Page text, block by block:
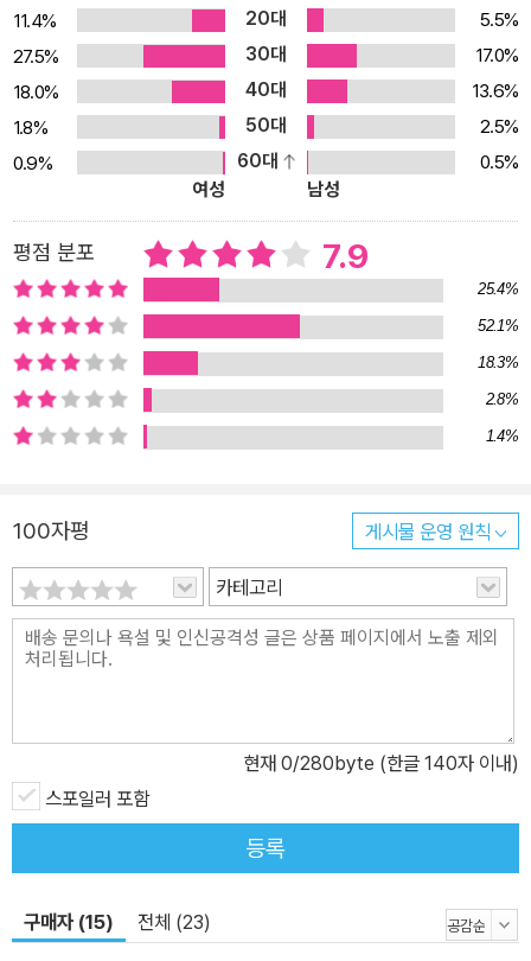
불안한 심리와 아내의 변모를 통해 슈헤이가 겪는 변화, 의사로서 이
소가이가 갖는 고뇌를 통해 ‘생명이란 무엇인가?’, ‘무엇이 가장 중요
한가?’를 다시금 생각해 보게 될 것이다.
11.4%
20대
5.5%
27.5%
30대
17.0%
18.0%
40대
13.6%
1.8%
50대
2.5%
0.9%
60대
0.5%
여성
남성
평점 분포 7.9
25.4%
52.1%
18.3%
2.8%
1.4%
100자평 게시물 운영 원칙
카테고리
현재 0/280byte (한글 140자 이내)
스포일러 포함
등록
구매자 (15) 전체 (23)